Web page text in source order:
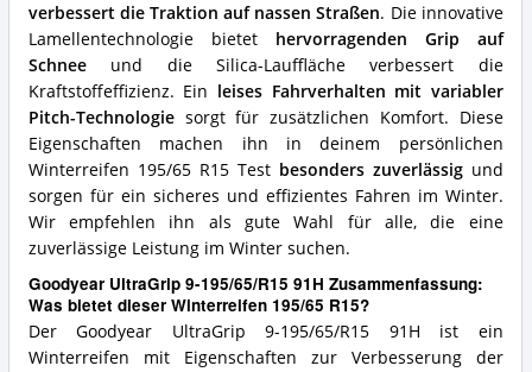
verbessert die Traktion auf nassen Straßen. Die innovative
Lamellentechnologie bietet hervorragenden Grip auf
Schneeund die Silica-Lauffläche verbessert die
Kraftstoffeffizienz. Ein leises Fahrverhalten mit variabler
Pitch-Technologiesorgt für zusätzlichen Komfort. Diese
Eigenschaften machen ihn in deinem persönlichen
Winterreifen 195/65 R15 Test besonders zuverlässigund
sorgen für ein sicheres und effizientes Fahren im Winter.
Wir empfehlen ihn als gute Wahl für alle, die eine
zuverlässige Leistung im Winter suchen.
Goodyear UltraGrip 9-195/65/R15 91H Zusammenfassung:
Was bietet dieser Winterreifen 195/65 R15?
Der Goodyear UltraGrip 9-195/65/R15 91H ist ein
Winterreifen mit Eigenschaften zur Verbesserung der